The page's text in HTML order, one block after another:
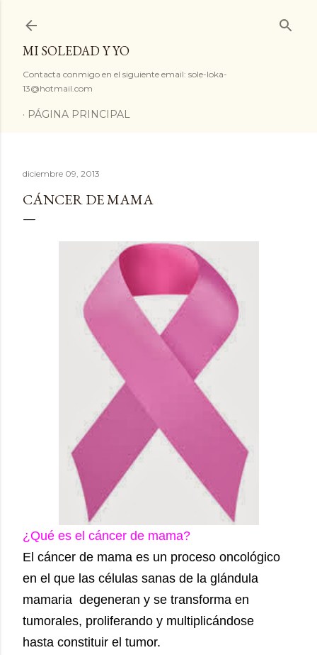
MI SOLEDAD Y YO
Contacta conmigo en el siguiente email: sole-loka-
13@hotmail.com
PÁGINA PRINCIPAL
diciembre 09, 2013
CÁNCER DE MAMA
¿Qué es el cáncer de mama?
El cáncer de mama es un proceso oncológico
en el que las células sanas de la glándula
mamaria degeneran y se transforma en
tumorales, proliferando y multiplicándose
hasta constituir el tumor.